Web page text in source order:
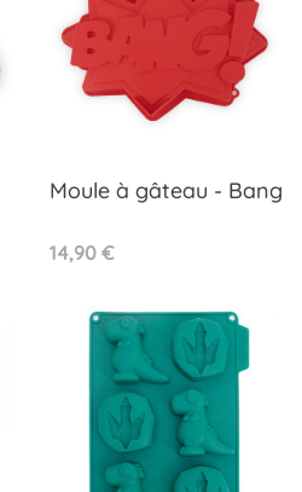
Moule à gâteau - Bang
Prix
14,90 €